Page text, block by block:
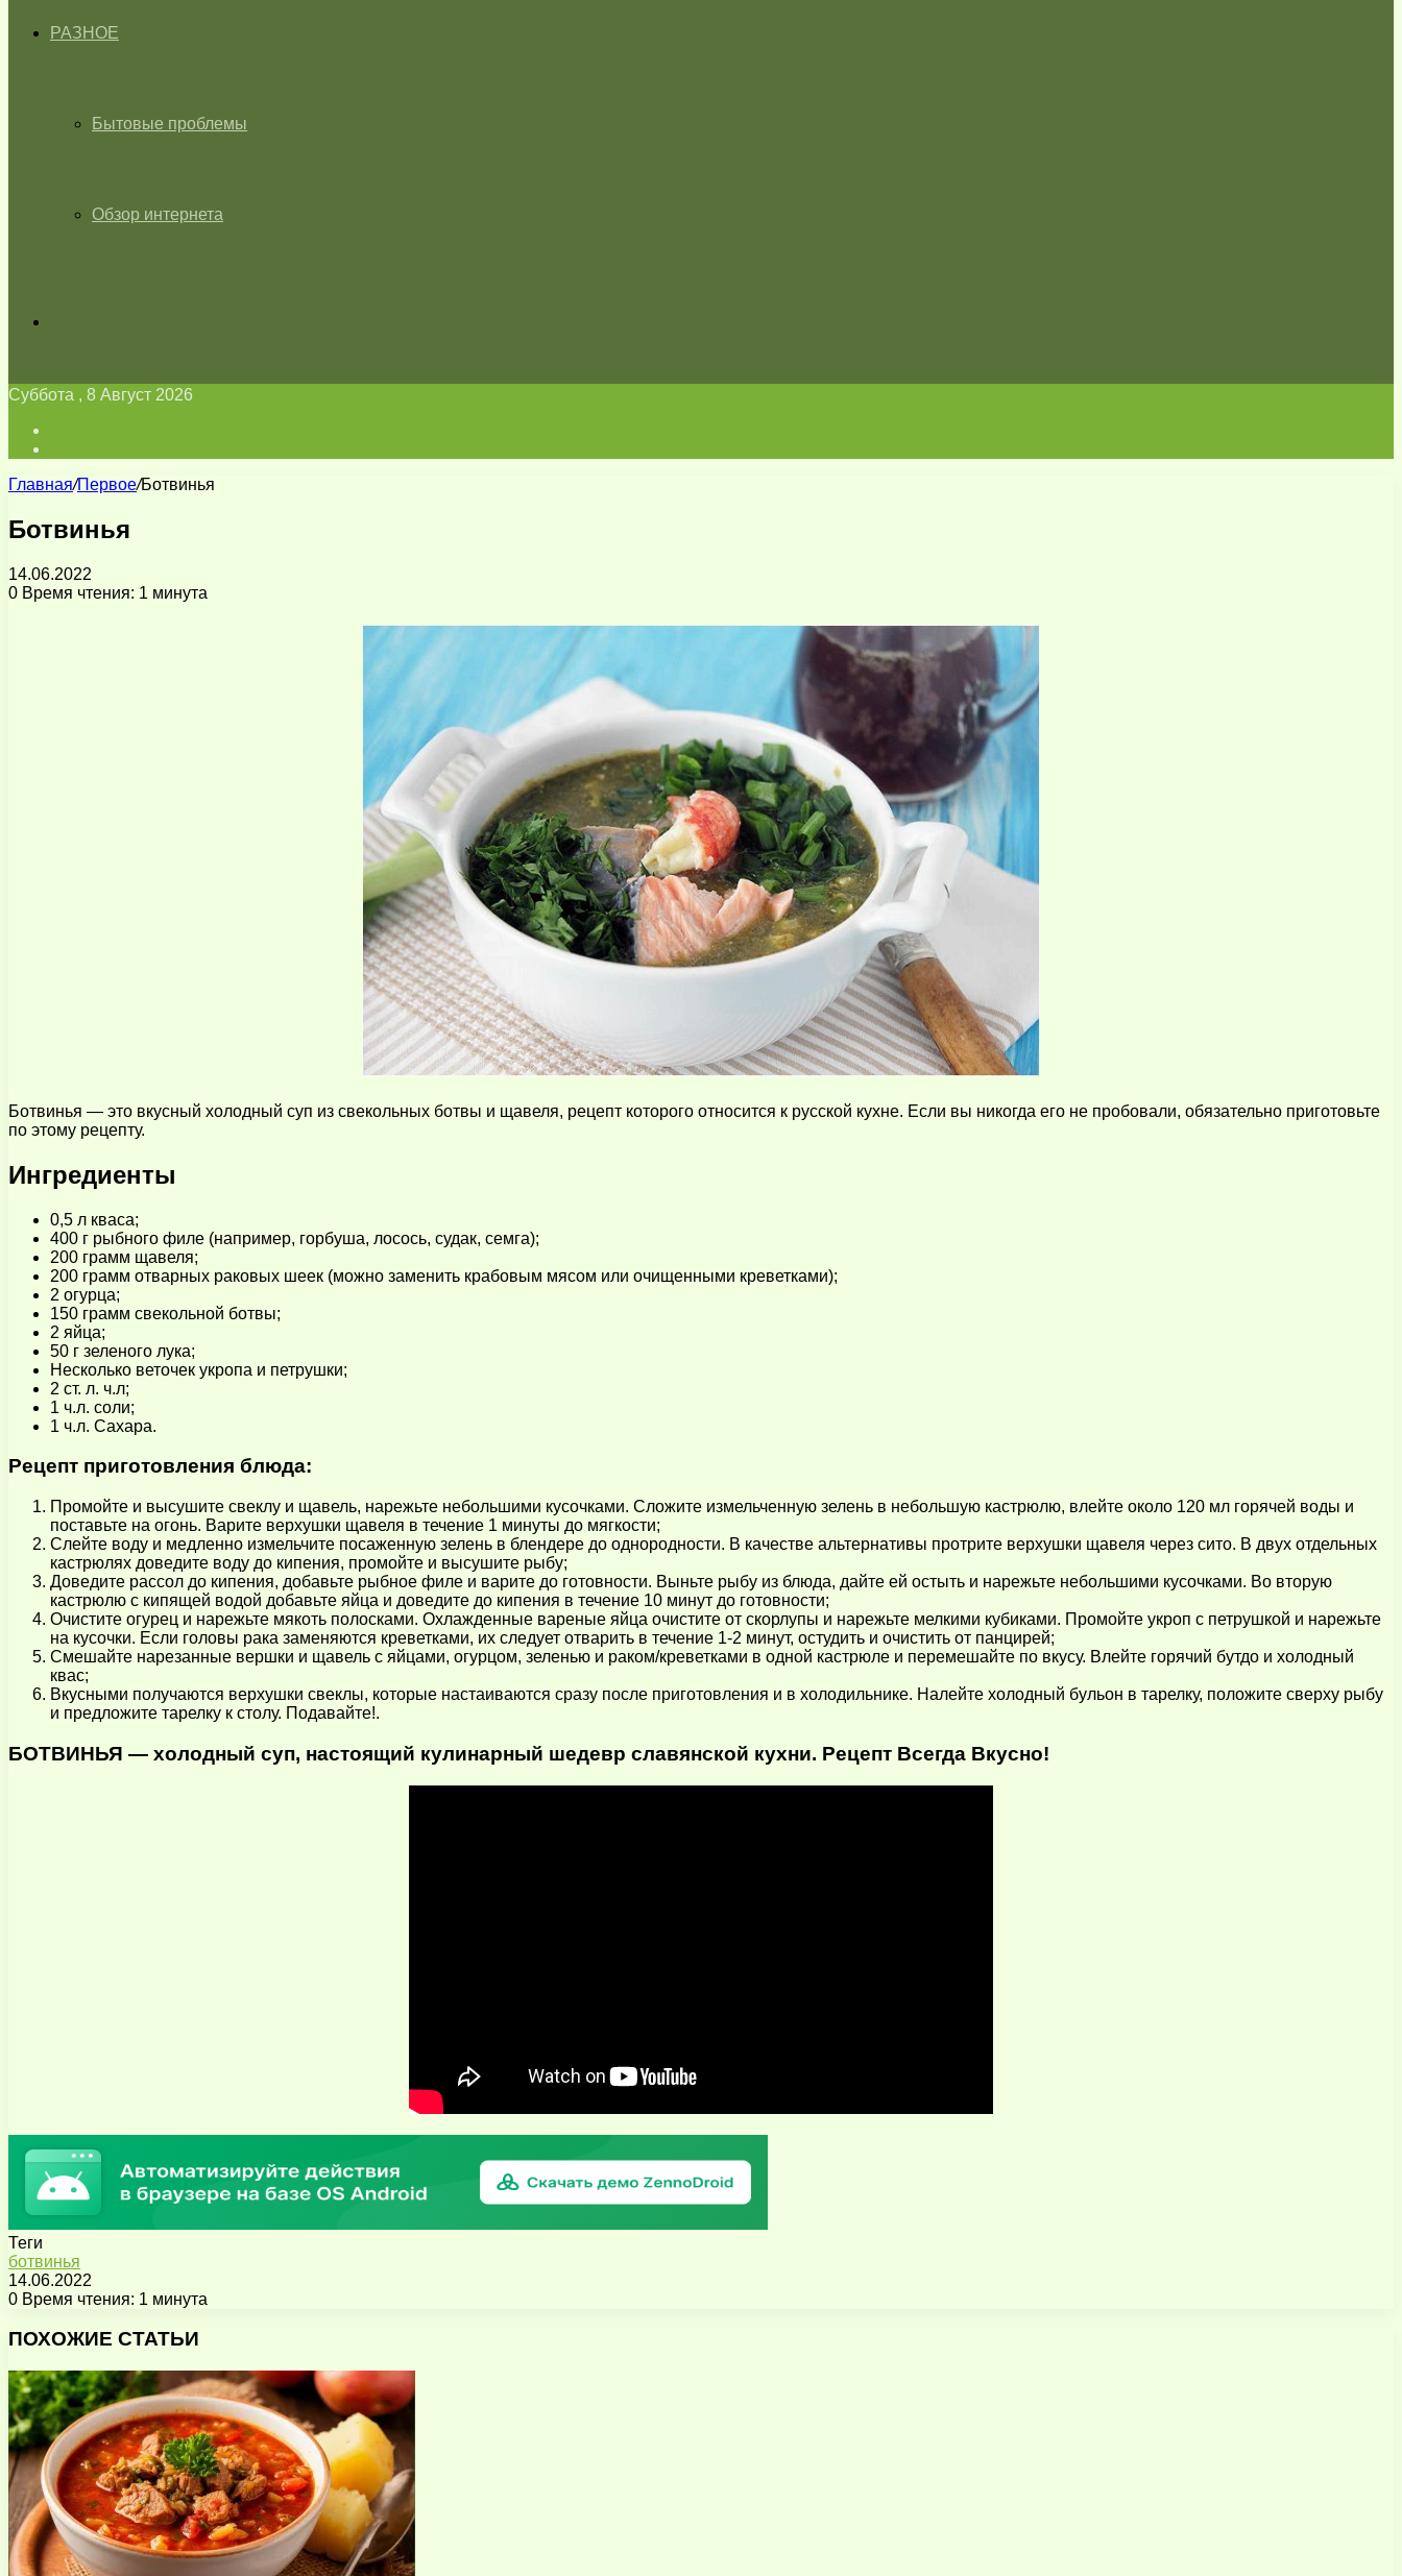
РАЗНОЕ
Бытовые проблемы
Обзор интернета
Суббота , 8 Август 2026
Главная/Первое/Ботвинья
Ботвинья
14.06.2022
0 Время чтения: 1 минута
Ботвинья — это вкусный холодный суп из свекольных ботвы и щавеля, рецепт которого относится к русской кухне. Если вы никогда его не пробовали, обязательно приготовьте
по этому рецепту.
Ингредиенты
0,5 л кваса;
400 г рыбного филе (например, горбуша, лосось, судак, семга);
200 грамм щавеля;
200 грамм отварных раковых шеек (можно заменить крабовым мясом или очищенными креветками);
2 огурца;
150 грамм свекольной ботвы;
2 яйца;
50 г зеленого лука;
Несколько веточек укропа и петрушки;
2 ст. л. ч.л;
1 ч.л. соли;
1 ч.л. Сахара.
Рецепт приготовления блюда:
Промойте и высушите свеклу и щавель, нарежьте небольшими кусочками. Сложите измельченную зелень в небольшую кастрюлю, влейте около 120 мл горячей воды и
поставьте на огонь. Варите верхушки щавеля в течение 1 минуты до мягкости;
Слейте воду и медленно измельчите посаженную зелень в блендере до однородности. В качестве альтернативы протрите верхушки щавеля через сито. В двух отдельных
кастрюлях доведите воду до кипения, промойте и высушите рыбу;
Доведите рассол до кипения, добавьте рыбное филе и варите до готовности. Выньте рыбу из блюда, дайте ей остыть и нарежьте небольшими кусочками. Во вторую
кастрюлю с кипящей водой добавьте яйца и доведите до кипения в течение 10 минут до готовности;
Очистите огурец и нарежьте мякоть полосками. Охлажденные вареные яйца очистите от скорлупы и нарежьте мелкими кубиками. Промойте укроп с петрушкой и нарежьте
на кусочки. Если головы рака заменяются креветками, их следует отварить в течение 1-2 минут, остудить и очистить от панцирей;
Смешайте нарезанные вершки и щавель с яйцами, огурцом, зеленью и раком/креветками в одной кастрюле и перемешайте по вкусу. Влейте горячий бутдо и холодный
квас;
Вкусными получаются верхушки свеклы, которые настаиваются сразу после приготовления и в холодильнике. Налейте холодный бульон в тарелку, положите сверху рыбу
и предложите тарелку к столу. Подавайте!.
БОТВИНЬЯ — холодный суп, настоящий кулинарный шедевр славянской кухни. Рецепт Всегда Вкусно!
Теги
ботвинья
14.06.2022
0 Время чтения: 1 минута
через
почту
ПОХОЖИЕ СТАТЬИ